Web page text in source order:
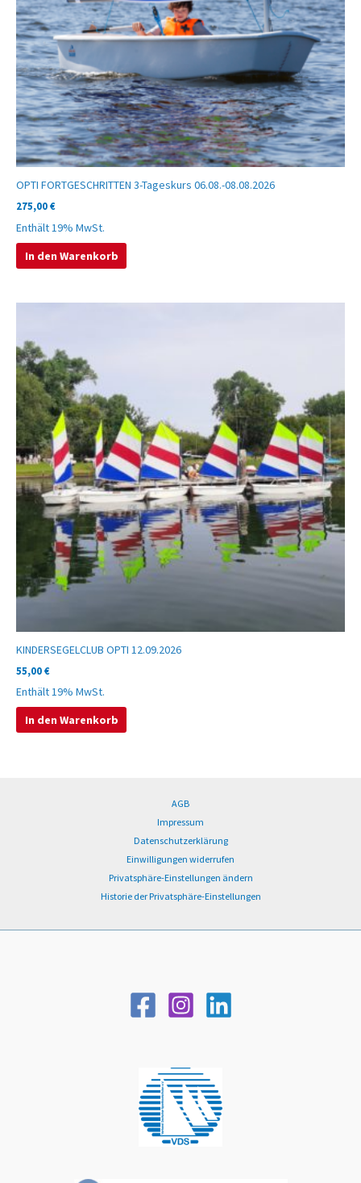
OPTI FORTGESCHRITTEN 3-Tageskurs 06.08.-08.08.2026
275,00 €
Enthält 19% MwSt.
In den Warenkorb
KINDERSEGELCLUB OPTI 12.09.2026
55,00 €
Enthält 19% MwSt.
In den Warenkorb
AGB
Impressum
Datenschutzerklärung
Einwilligungen widerrufen
Privatsphäre-Einstellungen ändern
Historie der Privatsphäre-Einstellungen